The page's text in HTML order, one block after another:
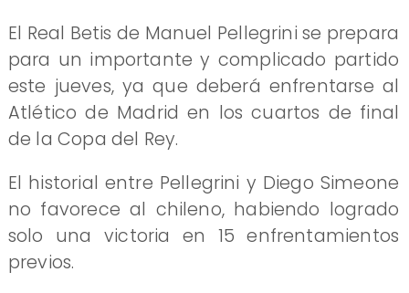
El Real Betis de Manuel Pellegrini se prepara
para un importante y complicado partido
este jueves, ya que deberá enfrentarse al
Atlético de Madrid en los cuartos de final
de la Copa del Rey.
El historial entre Pellegrini y Diego Simeone
no favorece al chileno, habiendo logrado
solo una victoria en 15 enfrentamientos
previos.